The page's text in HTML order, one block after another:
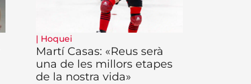
| Hoquei
Martí Casas: «Reus serà
una de les millors etapes
de la nostra vida»